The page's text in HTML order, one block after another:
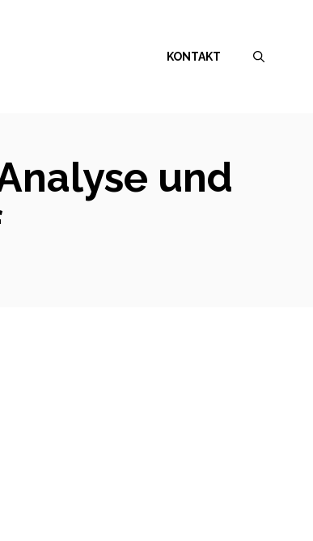
KONTAKT
und